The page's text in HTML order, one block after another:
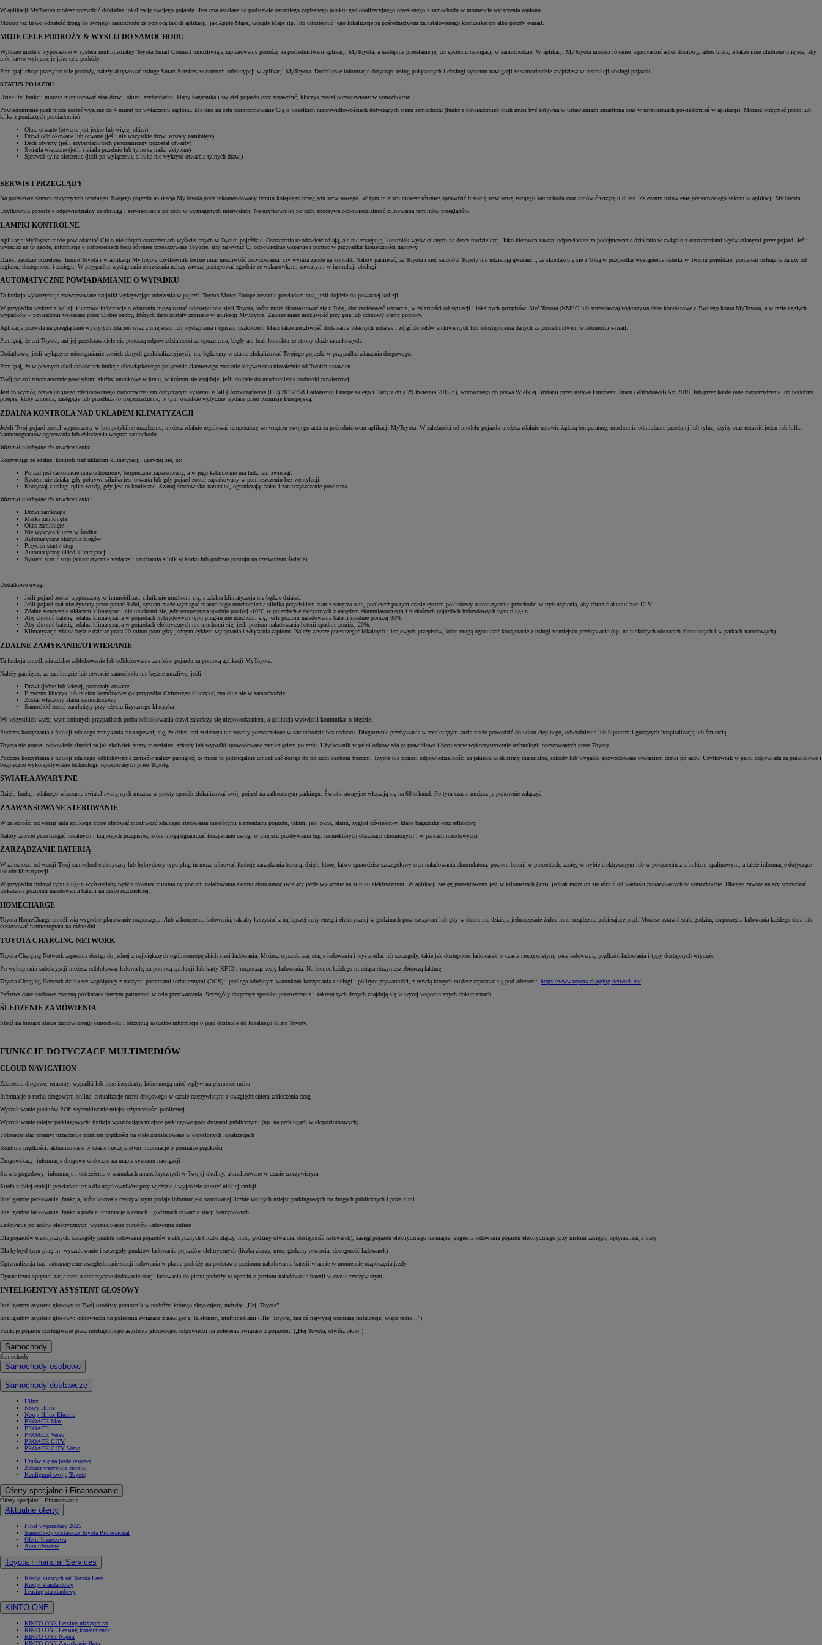
Od197 400 złnetto
PROACE Max
Od117 670 złnetto
PROACE CITY
RÓWNIEŻ ELECTRIC
W aplikacji MyToyota możesz sprawdzić dokładną lokalizację swojego pojazdu. Jest ona ustalana na podstawie ostatniego zapisanego punktu geolokalizacyjnego przesłanego z samochodu w momencie wyłączenia zapłonu.
Możesz też łatwo odnaleźć drogę do swojego samochodu za pomocą takich aplikacji, jak Apple Maps, Google Maps itp. lub udostępnić jego lokalizację za pośrednictwem zainstalowanego komunikatora albo poczty e-mail.
MOJE CELE PODRÓŻY & WYŚLIJ DO SAMOCHODU
Wybrane modele wyposażone w system multimedialny Toyota Smart Connect umożliwiają zaplanowanie podróży za pośrednictwem aplikacji MyToyota, a następnie przesłanie jej do systemu nawigacji w samochodzie. W aplikacji MyToyota możesz również wprowadzić adres domowy, adres biura, a także inne ulubione miejsca, aby
móc łatwo wybierać je jako cele podróży.
Pamiętaj: chcąc przesyłać cele podróży, należy aktywować usługę Smart Services w centrum subskrypcji w aplikacji MyToyota. Dodatkowe informacje dotyczące usług połączonych i obsługi systemu nawigacji w samochodzie znajdziesz w instrukcji obsługi pojazdu.
STATUS POJAZDU
Dzięki tej funkcji możesz monitorować stan drzwi, okien, szyberdachu, klapy bagażnika i świateł pojazdu oraz sprawdzić, kluczyk został pozostawiony w samochodzie.
Powiadomienie push może zostać wysłane do 4 minut po wyłączeniu zapłonu. Ma ono na celu poinformowanie Cię o wszelkich nieprawidłowościach dotyczących stanu samochodu (funkcja powiadomień push musi być aktywna w ustawieniach smartfona oraz w ustawieniach powiadomień w aplikacji). Możesz otrzymać jedno lub
kilka z poniższych powiadomień:
Okna otwarte (otwarte jest jedno lub więcej okien)
Drzwi odblokowane lub otwarte (jeśli nie wszystkie drzwi zostały zamknięte)
Dach otwarty (jeśli szyberdach/dach panoramiczny pozostał otwarty)
Światła włączone (jeśli światła przednie lub tylne są nadal aktywne)
Sprawdź tylne siedzenie (jeśli po wyłączeniu silnika nie wykryto otwarcia tylnych drzwi)
SERWIS I PRZEGLĄDY
Na podstawie danych dotyczących przebiegu Twojego pojazdu aplikacja MyToyota poda rekomendowany termin kolejnego przeglądu serwisowego. W tym miejscu możesz również sprawdzić historię serwisową swojego samochodu oraz umówić wizytę u dilera. Zalecamy ustawienie preferowanego salonu w aplikacji MyToyota.
Użytkownik pozostaje odpowiedzialny za obsługę i serwisowanie pojazdu w wymaganych interwałach. Na użytkowniku pojazdu spoczywa odpowiedzialność pilnowania terminów przeglądów.
LAMPKI KONTROLNE
Aplikacja MyToyota może powiadamiać Cię o niektórych ostrzeżeniach wyświetlanych w Twoim pojeździe. Ostrzeżenia te odzwierciedlają, ale nie zastępują, kontrolek wyświetlanych na desce rozdzielczej. Jako kierowca zawsze odpowiadasz za podejmowanie działania w związku z ostrzeżeniami wyświetlanymi przez pojazd. Jeśli
wyrazisz na to zgodę, informacje o ostrzeżeniach będą również przekazywane Toyocie, aby zapewnić Ci odpowiednie wsparcie i pomoc w przypadku konieczności naprawy.
Dzięki zgodzie udzielonej firmie Toyota i w aplikacji MyToyota użytkownik będzie miał możliwość decydowania, czy wyraża zgodę na kontakt. Należy pamiętać, że Toyota i sieć salonów Toyoty nie udzielają gwarancji, że skontaktują się z Tobą w przypadku wystąpienia usterki w Twoim pojeździe, ponieważ usługa ta zależy od
regionu, dostępności i zasięgu. W przypadku wystąpienia ostrzeżenia należy zawsze postępować zgodnie ze wskazówkami zawartymi w instrukcji obsługi.
AUTOMATYCZNE POWIADAMIANIE O WYPADKU
Ta funkcja wykorzystuje zaawansowane czujniki wykrywające uderzenia w pojazd. Toyota Motor Europe zostanie powiadomiona, jeśli dojdzie do poważnej kolizji.
W przypadku wykrycia kolizji kluczowe informacje o zdarzeniu mogą zostać udostępnione sieci Toyota, która może skontaktować się z Tobą, aby zaoferować wsparcie, w zależności od sytuacji i lokalnych przepisów. Sieć Toyota (NMSC lub sprzedawca) wykorzysta dane kontaktowe z Twojego konta MyToyota, a w razie nagłych
wypadków – powiadomi wskazane przez Ciebie osoby, których dane zostały zapisane w aplikacji MyToyota. Zawsze masz możliwość przyjęcia lub odmowy oferty pomocy.
Aplikacja pozwala na przeglądanie wykrytych zdarzeń wraz z miejscem ich wystąpienia i opisem uszkodzeń. Masz także możliwość dodawania własnych notatek i zdjęć do celów archiwalnych lub udostępnienia danych za pośrednictwem wiadomości e-mail.
Pamiętaj, że ani Toyota, ani jej przedstawiciele nie ponoszą odpowiedzialności za opóźnienia, błędy ani brak kontaktu ze strony służb ratunkowych.
Dodatkowo, jeśli wyłączysz udostępnianie swoich danych geolokalizacyjnych, nie będziemy w stanie zlokalizować Twojego pojazdu w przypadku zdarzenia drogowego.
Pamiętaj, że w pewnych okolicznościach funkcja obowiązkowego połączenia alarmowego zostanie aktywowana niezależnie od Twoich ustawień.
Twój pojazd automatycznie powiadomi służby ratunkowe w kraju, w którym się znajduje, jeśli dojdzie do uruchomienia poduszki powietrznej.
Jest to wymóg prawa unijnego zdefiniowanego rozporządzeniem dotyczącym systemu eCall (Rozporządzenie (UE) 2015/758 Parlamentu Europejskiego i Rady z dnia 29 kwietnia 2015 r.), wdrożonego do prawa Wielkiej Brytanii przez ustawę European Union (Withdrawal) Act 2018, lub przez każde inne rozporządzenie lub podobny
przepis, który zmienia, zastępuje lub przedłuża to rozporządzenie, w tym wszelkie wytyczne wydane przez Komisję Europejską.
ZDALNA KONTROLA NAD UKŁADEM KLIMATYZACJI
Jeżeli Twój pojazd został wyposażony w kompatybilne urządzenie, możesz zdalnie regulować temperaturę we wnętrzu swojego auta za pośrednictwem aplikacji MyToyota. W zależności od modelu pojazdu możesz zdalnie ustawić żądaną temperaturę, uruchomić odmrażanie przedniej lub tylnej szyby oraz ustawić jeden lub kilka
harmonogramów ogrzewania lub chłodzenia wnętrza samochodu.
Warunki niezbędne do uruchomienia:
Korzystając ze zdalnej kontroli nad układem klimatyzacji, upewnij się, że:
Pojazd jest całkowicie unieruchomiony, bezpiecznie zaparkowany, a w jego kabinie nie ma ludzi ani zwierząt.
System nie działa, gdy pokrywa silnika jest otwarta lub gdy pojazd został zaparkowany w pomieszczeniu bez wentylacji.
Korzystaj z usługi tylko wtedy, gdy jest to konieczne. Szanuj środowisko naturalne, ograniczając hałas i zanieczyszczenie powietrza.
Warunki niezbędne do uruchomienia:
Drzwi zamknięte
Maska zamknięta
Okna zamknięte
Nie wykryto klucza w środku
Automatyczna skrzynia biegów
Przycisk start / stop
Automatyczny układ klimatyzacji
System start / stop (automatycznie wyłącza i uruchamia silnik w korku lub podczas postoju na czerwonym świetle)
Dodatkowe uwagi:
Jeśli pojazd został wyposażony w immobilizer, silnik nie uruchomi się, a zdalna klimatyzacja nie będzie działać.
Jeśli pojazd stał nieużywany przez ponad 9 dni, system może wymagać manualnego uruchomienia silnika przyciskiem start z wnętrza auta, ponieważ po tym czasie system pokładowy automatycznie przechodzi w tryb uśpienia, aby chronić akumulator 12 V.
Zdalne sterowanie układem klimatyzacji nie uruchomi się, gdy temperatura spadnie poniżej -10°C w pojazdach elektrycznych z napędem akumulatorowym i niektórych pojazdach hybrydowych typu plug-in.
Aby chronić baterię, zdalna klimatyzacja w pojazdach hybrydowych typu plug-in nie uruchomi się, jeśli poziom naładowania baterii spadnie poniżej 30%.
Aby chronić baterię, zdalna klimatyzacja w pojazdach elektrycznych nie uruchomi się, jeśli poziom naładowania baterii spadnie poniżej 20%.
Klimatyzacja zdalna będzie działać przez 20 minut pomiędzy jednym cyklem wyłączania i włączania zapłonu. Należy zawsze przestrzegać lokalnych i krajowych przepisów, które mogą ograniczać korzystanie z usługi w miejscu przebywania (np. na niektórych obszarach chronionych i w parkach narodowych).
ZDALNE ZAMYKANIE/OTWIERANIE
Ta funkcja umożliwia zdalne zablokowanie lub odblokowanie zamków pojazdu za pomocą aplikacji MyToyota.
Należy pamiętać, że zamknięcie lub otwarcie samochodu nie będzie możliwe, jeśli:
Drzwi (jedne lub więcej) pozostały otwarte
Fizyczny kluczyk lub telefon komórkowy (w przypadku Cyfrowego kluczyka) znajduje się w samochodzie
Został włączony alarm samochodowy
Samochód został zamknięty przy użyciu fizycznego kluczyka
We wszystkich wyżej wymienionych przypadkach próba odblokowania drzwi zakończy się niepowodzeniem, a aplikacja wyświetli komunikat o błędzie.
Podczas korzystania z funkcji zdalnego zamykania auta upewnij się, że dzieci ani zwierzęta nie zostały pozostawione w samochodzie bez nadzoru. Długotrwałe przebywanie w zamkniętym aucie może prowadzić do udaru cieplnego, odwodnienia lub hipotermii grożących hospitalizacją lub śmiercią.
Toyota nie ponosi odpowiedzialności za jakiekolwiek straty materialne, szkody lub wypadki spowodowane zamknięciem pojazdu. Użytkownik w pełni odpowiada za prawidłowe i bezpieczne wykorzystywanie technologii opracowanych przez Toyotę.
Podczas korzystania z funkcji zdalnego odblokowania zamków należy pamiętać, że może to potencjalnie umożliwić dostęp do pojazdu osobom trzecim. Toyota nie ponosi odpowiedzialności za jakiekolwiek straty materialne, szkody lub wypadki spowodowane otwarciem drzwi pojazdu. Użytkownik w pełni odpowiada za prawidłowe i
bezpieczne wykorzystywanie technologii opracowanych przez Toyotę.
ŚWIATŁA AWARYJNE
Dzięki funkcji zdalnego włączania świateł awaryjnych możesz w prosty sposób zlokalizować swój pojazd na zatłoczonym parkingu. Światła awaryjne włączają się na 60 sekund. Po tym czasie możesz je ponownie załączyć.
ZAAWANSOWANE STEROWANIE
W zależności od wersji auta aplikacja może oferować możliwość zdalnego sterowania niektórymi elementami pojazdu, takimi jak: okna, alarm, sygnał dźwiękowy, klapa bagażnika oraz reflektory.
Należy zawsze przestrzegać lokalnych i krajowych przepisów, które mogą ograniczać korzystanie usługi w miejscu przebywania (np. na niektórych obszarach chronionych i w parkach narodowych).
ZARZĄDZANIE BATERIĄ
W zależności od wersji Twój samochód elektryczny lub hybrydowy typu plug-in może oferować funkcję zarządzania baterią, dzięki której łatwo sprawdzisz szczegółowy stan naładowania akumulatora: poziom baterii w procentach, zasięg w trybie elektrycznym lub w połączeniu z silnikiem spalinowym, a także informacje dotyczące
układu klimatyzacji.
W przypadku hybryd typu plug-in wyświetlany będzie również minimalny poziom naładowania akumulatora umożliwiający jazdę wyłącznie na silniku elektrycznym. W aplikacji zasięg prezentowany jest w kilometrach (km), jednak może on się różnić od wartości pokazywanych w samochodzie. Dlatego zawsze należy sprawdzać
wskazania poziomu naładowania baterii na desce rozdzielczej.
HOMECHARGE
Toyota HomeCharge umożliwia wygodne planowanie rozpoczęcia i/lub zakończenia ładowania, tak aby korzystać z najlepszej ceny energii elektrycznej w godzinach poza szczytem lub gdy w domu nie działają jednocześnie żadne inne urządzenia pobierające prąd. Możesz ustawić stałą godzinę rozpoczęcia ładowania każdego dnia lub
dostosować harmonogram na różne dni.
TOYOTA CHARGING NETWORK
Toyota Charging Network zapewnia dostęp do jednej z największych ogólnoeuropejskich sieci ładowania. Możesz wyszukiwać stacje ładowania i wyświetlać ich szczegóły, takie jak dostępność ładowarek w czasie rzeczywistym, cena ładowania, prędkość ładowania i typy dostępnych wtyczek.
Po wykupieniu subskrypcji możesz odblokować ładowarkę za pomocą aplikacji lub karty RFID i rozpocząć sesję ładowania. Na koniec każdego miesiąca otrzymasz zbiorczą fakturę.
Toyota Charging Network działa we współpracy z naszymi partnerami technicznymi (DCS) i podlega odrębnym warunkom korzystania z usługi i polityce prywatności, z treścią których możesz zapoznać się pod adresem: https://www.toyota-charging-network.eu/
Państwa dane osobowe zostaną przekazane naszym partnerom w celu przetwarzania. Szczegóły dotyczące sposobu przetwarzania i zakresu tych danych znajdują się w wyżej wspomnianych dokumentach.
ŚLEDZENIE ZAMÓWIENIA
Śledź na bieżąco status zamówionego samochodu i otrzymuj aktualne informacje o jego dostawie do lokalnego dilera Toyoty.
FUNKCJE DOTYCZĄCE MULTIMEDIÓW
CLOUD NAVIGATION
Zdarzenia drogowe: remonty, wypadki lub inne incydenty, które mogą mieć wpływ na płynność ruchu
Informacje o ruchu drogowym online: aktualizacje ruchu drogowego w czasie rzeczywistym z uwzględnieniem zatłoczenia dróg
Wyszukiwanie punktów POI: wyszukiwanie miejsc użyteczności publicznej
Wyszukiwanie miejsc parkingowych: funkcja wyszukująca miejsce parkingowe poza drogami publicznymi (np. na parkingach wielopoziomowych)
Fotoradar stacjonarny: urządzenie pomiaru prędkości na stałe zainstalowane w określonych lokalizacjach
Kontrola prędkości: aktualizowane w czasie rzeczywistym informacje o pomiarze prędkości
Drogowskazy: informacje drogowe widoczne na mapie systemu nawigacji
Serwis pogodowy: informacje i ostrzeżenia o warunkach atmosferycznych w Twojej okolicy, aktualizowane w czasie rzeczywistym
Strefa niskiej emisji: powiadomienia dla użytkowników przy wjeździe / wyjeździe ze stref niskiej emisji
Inteligentne parkowanie: funkcja, która w czasie rzeczywistym podaje informacje o szacowanej liczbie wolnych miejsc parkingowych na drogach publicznych i poza nimi
Inteligentne tankowanie: funkcja podaje informacje o cenach i godzinach otwarcia stacji benzynowych
Ładowanie pojazdów elektrycznych: wyszukiwanie punktów ładowania online
Dla pojazdów elektrycznych: szczegóły punktu ładowania pojazdów elektrycznych (liczba złączy, moc, godziny otwarcia, dostępność ładowarek), zasięg pojazdu elektrycznego na mapie, sugestia ładowania pojazdu elektrycznego przy niskim zasięgu, optymalizacja trasy
Dla hybryd typu plug-in: wyszukiwanie i szczegóły punktów ładowania pojazdów elektrycznych (liczba złączy, moc, godziny otwarcia, dostępność ładowarek)
Optymalizacja tras: automatyczne uwzględnianie stacji ładowania w planie podróży na podstawie poziomu naładowania baterii w aucie w momencie rozpoczęcia jazdy.
Dynamiczna optymalizacja tras: automatyczne dodawanie stacji ładowania do planu podróży w oparciu o poziom naładowania baterii w czasie rzeczywistym.
INTELIGENTNY ASYSTENT GŁOSOWY
Inteligentny asystent głosowy to Twój osobisty pomocnik w podróży, którego aktywujesz, mówiąc „Hej, Toyota”
Inteligentny asystent głosowy: odpowiedzi na polecenia związane z nawigacją, telefonem, multimediami („Hej Toyota, znajdź najwyżej ocenianą restaurację, włącz radio...”)
Funkcje pojazdu obsługiwane przez inteligentnego asystenta głosowego: odpowiedzi na polecenia związane z pojazdem („Hej Toyota, otwórz okno”)
Samochody
Samochody
Samochody osobowe
Samochody dostawcze
Hilux
Nowy Hilux
Nowy Hilux Electric
PROACE Max
PROACE
PROACE Verso
PROACE CITY
PROACE CITY Verso
Umów się na jazdę testową
Zobacz wszystkie cenniki
Konfiguruj swoją Toyotę
Oferty specjalne i Finansowanie
Oferty specjalne i Finansowanie
Aktualne oferty
Finał wyprzedaży 2025
Samochody dostawcze Toyota Professional
Oferta biznesowa
Auta używane
Toyota Financial Services
Kredyt niższych rat Toyota Easy
Kredyt standardowy
Leasing standardowy
KINTO ONE
KINTO ONE Leasing niższych rat
KINTO ONE Leasing konsumencki
KINTO ONE Najem
KINTO ONE Zarządzanie flotą